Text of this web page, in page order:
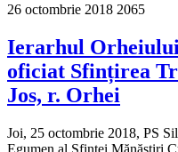
26 octombrie 2018 2065
Ierarhul
oficiat Sfințirea
Jos, r. Orhei
Joi, 25 octombrie 2018, PS
Egumen al Sfintei Mănăstiri